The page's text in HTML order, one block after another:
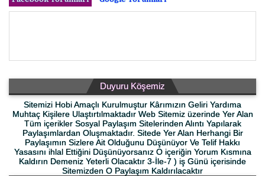
Duyuru Köşemiz
Sitemizi Hobi Amaçlı Kurulmuştur Kârımızın Geliri Yardıma
Muhtaç Kişilere Ulaştırtılmaktadır Web Sitemiz üzerinde Yer Alan
Tüm içerikler Sosyal Paylaşım Sitelerinden Alıntı Yapılarak
Paylaşımlardan Oluşmaktadır. Sitede Yer Alan Herhangi Bir
Paylaşımın Sizlere Ait Olduğunu Düşünüyor Ve Telif Hakkı
Yasasını ihlal Ettiğini Düşünüyorsanız O içeriğin Yorum Kısmına
Kaldırın Demeniz Yeterli Olacaktır 3-İle-7 ) iş Günü içerisinde
Sitemizden O Paylaşım Kaldırılacaktır